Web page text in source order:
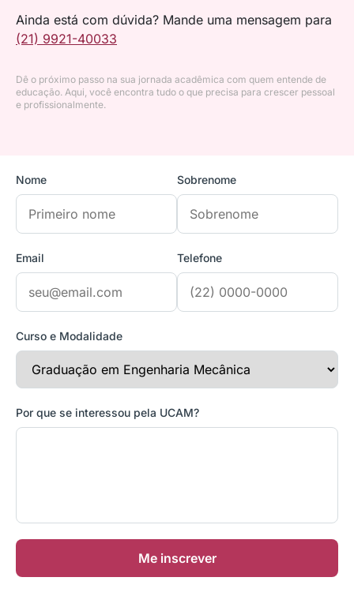
Ainda está com dúvida? Mande uma mensagem para
(21) 9921-40033
Dê o próximo passo na sua jornada acadêmica com quem entende de
educação. Aqui, você encontra tudo o que precisa para crescer pessoal
e profissionalmente.
Nome Sobrenome
Email Telefone
Curso e Modalidade
Por que se interessou pela UCAM?
Me inscrever